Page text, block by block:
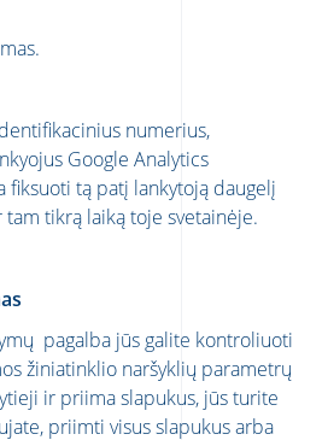
numerius,
Google Analytics
fiksuoti tą patį lankytoją daugelį
tikrą laiką toje svetainėje.
pagalba jūs galite kontroliuoti
žiniatinklio naršyklių parametrų
ir priima slapukus, jūs turite
priimti visus slapukus arba